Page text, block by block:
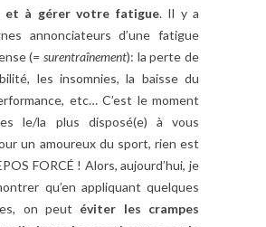
et à gérer votre fatigue. Il y a
annonciateurs d’une fatigue
(= surentraînement): la perte de
les insomnies, la baisse du
etc… C’est le moment
le/la plus disposé(e) à vous
un amoureux du sport, rien est
FORCÉ ! Alors, aujourd’hui, je
qu’en appliquant quelques
on peut éviter les crampes